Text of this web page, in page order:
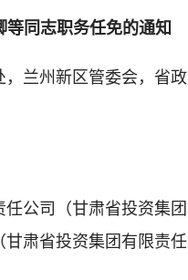
等同志职务任免的通知
兰州新区管委会，省
公司（甘肃省投资集
肃省投资集团有限责任